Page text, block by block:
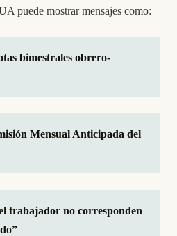
puede mostrar mensajes como:
bimestrales obrero-
Mensual Anticipada del
trabajador no corresponden